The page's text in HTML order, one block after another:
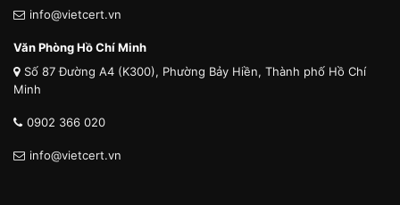
info@vietcert.vn
Văn Phòng Hồ Chí Minh
Số 87 Đường A4 (K300), Phường Bảy Hiền, Thành phố Hồ Chí
Minh
0902 366 020
info@vietcert.vn